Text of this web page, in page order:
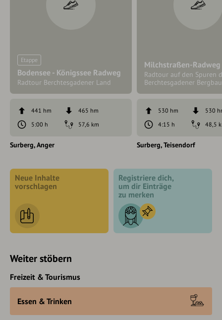
Etappe
Bodensee - Königssee Radweg
Radtour Berchtesgadener Land
441 hm
465 hm
5:00 h
57,6 km
Surberg Anger
Milchstraßen-Radweg
Radtour auf den Spuren
Berchtesgadener
530 hm
530
4:15 h
48,5
Surberg Teisendorf
Neue Inhalte
vorschlagen
Registriere dich,
um dir Einträge
zu merken
Weiter stöbern
Freizeit & Tourismus
Essen & Trinken